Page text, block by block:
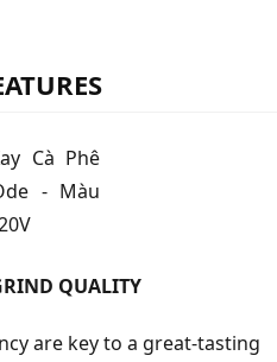
QUALITY
are key to a great-tasting